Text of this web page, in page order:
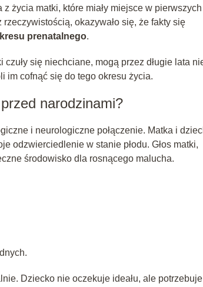
życia matki, które miały miejsce w pierwszych
okazywało się, że fakty się
prenatalnego.
się niechciane, mogą przez długie lata
im cofnąć się do tego okresu życia.
narodzinami?
i neurologiczne połączenie. Matka i
odzwierciedlenie w stanie płodu. Głos matki,
środowisko dla rosnącego malucha.
Dziecko nie oczekuje ideału, ale potrzebuje